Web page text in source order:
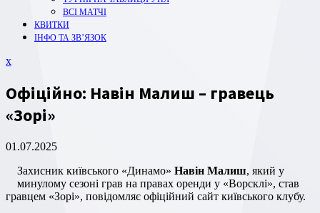
ВСІ МАТЧІ
КВИТКИ
ІНФО ТА ЗВ’ЯЗОК
xЗакрити
Офіційно: Навін Малиш – гравець
«Зорі»
01.07.2025
Захисник київського «Динамо» Навін Малиш, який у
минулому сезоні грав на правах оренди у «Ворсклі», став
гравцем «Зорі», повідомляє офіційний сайт київського клубу.